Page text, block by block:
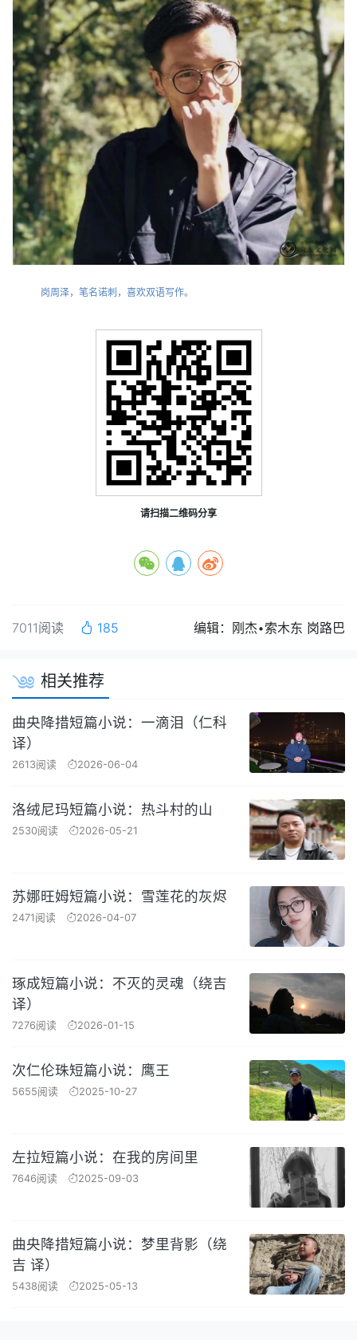
岗周泽，笔名诺刺，喜欢双语写作。
请扫描二维码分享
7011阅读 185 编辑：刚杰•索木东 岗路巴
相关推荐
曲央降措短篇小说：一滴泪（仁科
译）
2613阅读 2026-06-04
洛绒尼玛短篇小说：热斗村的山
2530阅读 2026-05-21
苏娜旺姆短篇小说：雪莲花的灰烬
2471阅读 2026-04-07
琢成短篇小说：不灭的灵魂（绕吉
译）
7276阅读 2026-01-15
次仁伦珠短篇小说：鹰王
5655阅读 2025-10-27
左拉短篇小说：在我的房间里
7646阅读 2025-09-03
曲央降措短篇小说：梦里背影（绕
吉 译）
5438阅读 2025-05-13